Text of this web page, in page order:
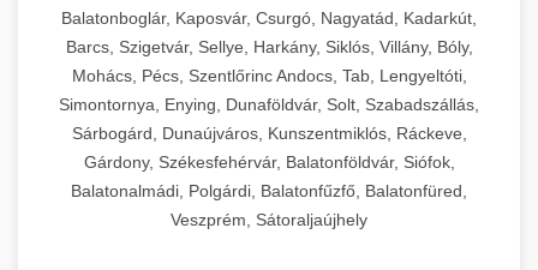
Balatonboglár, Kaposvár, Csurgó, Nagyatád, Kadarkút,
Barcs, Szigetvár, Sellye, Harkány, Siklós, Villány, Bóly,
Mohács, Pécs, Szentlőrinc Andocs, Tab, Lengyeltóti,
Simontornya, Enying, Dunaföldvár, Solt, Szabadszállás,
Sárbogárd, Dunaújváros, Kunszentmiklós, Ráckeve,
Gárdony, Székesfehérvár, Balatonföldvár, Siófok,
Balatonalmádi, Polgárdi, Balatonfűzfő, Balatonfüred,
Veszprém, Sátoraljaújhely